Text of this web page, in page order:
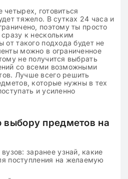
готовиться
тяжело. В сутках 24 часа и
поэтому ты просто
к нескольким
такого подхода будет не
можно в ограниченное
не получится выбрать
со всеми возможными
Лучше всего решить
которые нужны в тех
и усиленно
выбору предметов на
заранее узнай, какие
поступления на желаемую